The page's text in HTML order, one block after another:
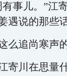
事儿。”江
遇说的那些话
么追尚寒
寄川在思量